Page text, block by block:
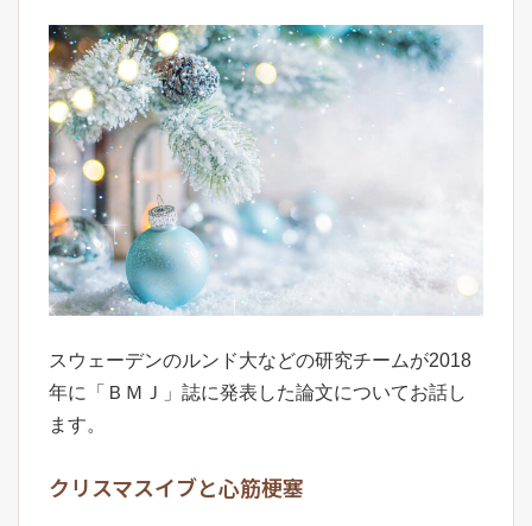
スウェーデンのルンド大などの研究チームが2018
年に「ＢＭＪ」誌に発表した論文についてお話し
ます。
クリスマスイブと心筋梗塞